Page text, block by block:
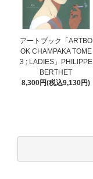
アートブック「ARTBO
OK CHAMPAKA TOME
3 ; LADIES」PHILIPPE
BERTHET
8,300円(税込9,130円)